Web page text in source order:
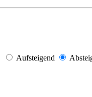
Aufsteigend